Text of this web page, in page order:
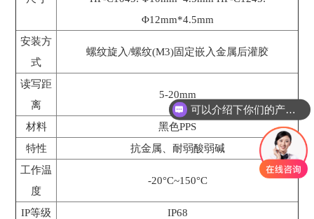
Φ12mm*4.5mm
安装方
式
螺纹旋入/螺纹(M3)固定嵌入金属后灌胶
读写距
离
5-20mm
材料
黑色PPS
特性
抗金属、耐弱酸弱碱
工作温
度
-20°С~150°С
IP等级 IP68
可以介绍下你们的产品么